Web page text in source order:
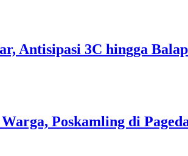
Antisipasi 3C hingga
Poskamling di